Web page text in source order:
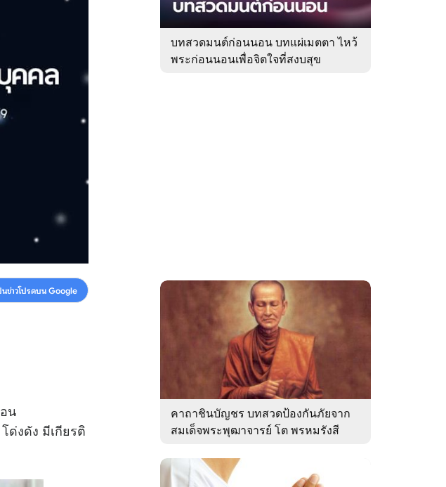
ข่าวโปรดบน Google
น
ด่งดัง มีเกียรติ
บทสวดมนต์ก่อนนอน บทแผ่เมตตา ไหว้
พระก่อนนอนเพื่อจิตใจที่สงบสุข
คาถาชินบัญชร บทสวดป้องกันภัยจาก
สมเด็จพระพุฒาจารย์ โต พรหมรังสี